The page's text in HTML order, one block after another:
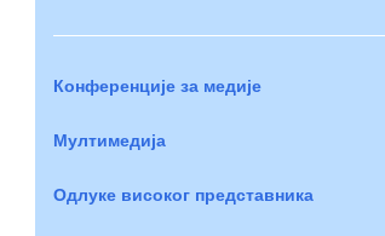
Конференције за медије
Мултимедија
Одлуке високог представника